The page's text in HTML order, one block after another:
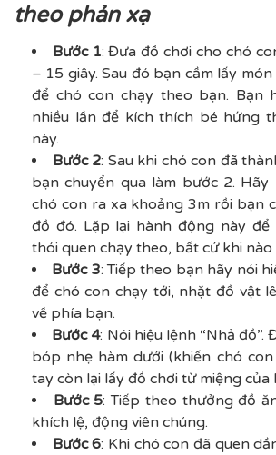
theo phản xạ
Bước 1: Đưa đồ chơi cho chó
– 15 giây. Sau đó bạn cầm lấy
để chó con chạy theo bạn. Bạn
nhiều lần để kích thích bé hứng
này.
Bước 2: Sau khi chó con đã
bạn chuyển qua làm bước 2. Hãy
chó con ra xa khoảng 3m rồi bạn
đồ đó. Lặp lại hành động này
thói quen chạy theo, bất cứ khi nào
Bước 3: Tiếp theo bạn hãy nói
để chó con chạy tới, nhặt đồ vật
về phía bạn.
Bước 4: Nói hiệu lệnh “Nhả
bóp nhẹ hàm dưới (khiến chó
tay còn lại lấy đồ chơi từ miệng của
Bước 5: Tiếp theo thưởng đồ
khích lệ, động viên chúng.
Bước 6: Khi chó con đã quen